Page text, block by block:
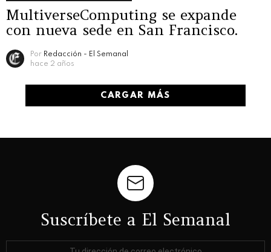
MultiverseComputing se expande
con nueva sede en San Francisco.
Por Redacción - El Semanal
hace 2 años
CARGAR MÁS
Suscríbete a El Semanal